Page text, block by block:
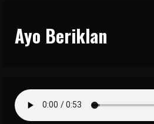
Ayo Beriklan